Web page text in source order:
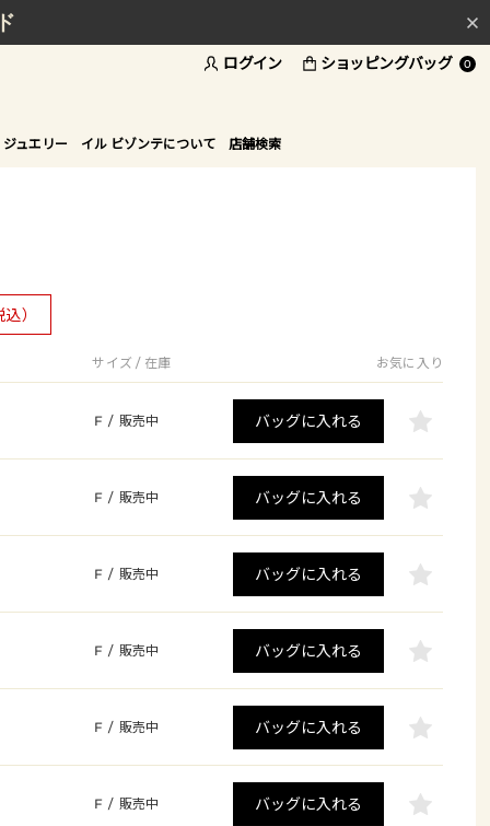
ログイン ショッピングバッグ 0
ュエリー イル ビゾンテについて 店舗検索
）
サイズ / 在庫 お気に入り
F / 販売中 バッグに入れる
F / 販売中 バッグに入れる
F / 販売中 バッグに入れる
F / 販売中 バッグに入れる
F / 販売中 バッグに入れる
F / 販売中 バッグに入れる